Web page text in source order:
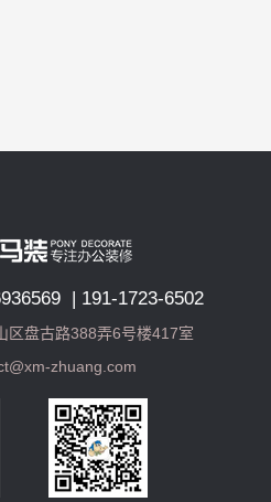
| 191-1723-6502
区盘古路388弄6号楼417室
zhuang.com